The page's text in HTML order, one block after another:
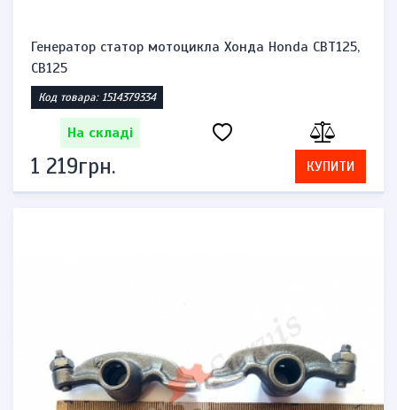
Генератор статор мотоцикла Хонда Honda CBT125,
CB125
Код товара: 1514379334
На складі
1 219грн. КУПИТИ